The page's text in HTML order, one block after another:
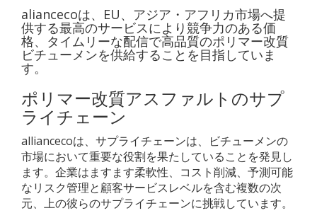
aliancecoは、EU、アジア・アフリカ市場へ提
供する最高のサービスにより競争力のある価
格、タイムリーな配信で高品質のポリマー改質
ビチューメンを供給することを目指していま
す。
ポリマー改質アスファルトのサプ
ライチェーン
alliancecoは、サプライチェーンは、ビチューメンの
市場において重要な役割を果たしていることを発見し
ます。企業はますます柔軟性、コスト削減、予測可能
なリスク管理と顧客サービスレベルを含む複数の次
元、上の彼らのサプライチェーンに挑戦しています。